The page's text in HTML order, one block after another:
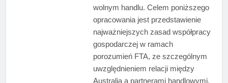
wolnym handlu. Celem poniższego
opracowania jest przedstawienie
najważniejszych zasad współpracy
gospodarczej w ramach
porozumień FTA, ze szczególnym
uwzględnieniem relacji między
Australią a partnerami handlowymi.